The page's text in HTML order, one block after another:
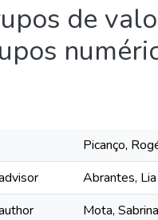
de
Picanço,
Abrantes,
Mota,